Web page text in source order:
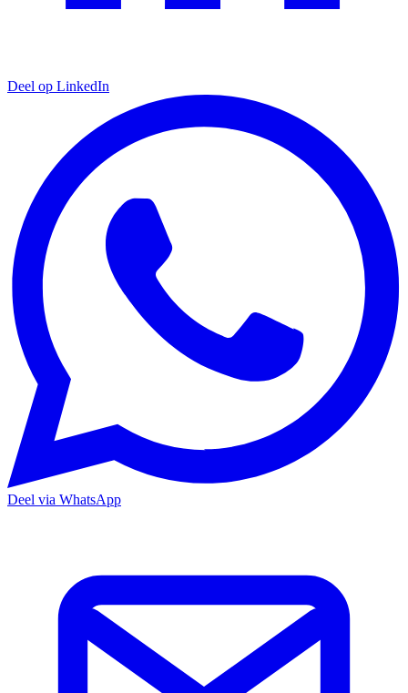
Deel op LinkedIn
Deel via WhatsApp